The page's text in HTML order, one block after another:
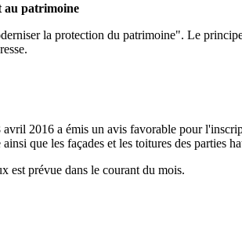
au patrimoine
la protection du patrimoine". Le
2016 a émis un avis favorable pour
que les façades et les toitures des parties
est prévue dans le courant du mois.